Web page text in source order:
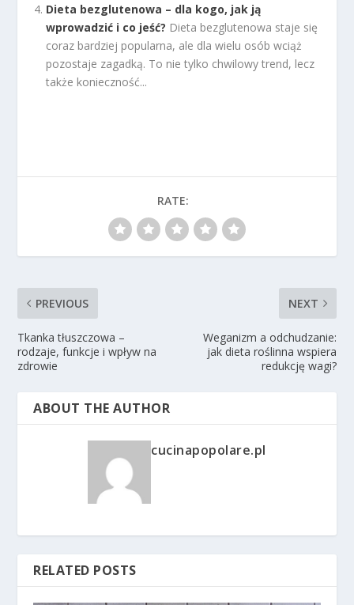
Dieta bezglutenowa – dla kogo, jak ją
wprowadzić i co jeść? Dieta bezglutenowa staje się
coraz bardziej popularna, ale dla wielu osób wciąż
pozostaje zagadką. To nie tylko chwilowy trend, lecz
także konieczność...
RATE:
PREVIOUS
Tkanka tłuszczowa –
rodzaje, funkcje i wpływ na
zdrowie
NEXT
Weganizm a odchudzanie:
jak dieta roślinna wspiera
redukcję wagi?
ABOUT THE AUTHOR
cucinapopolare.pl
RELATED POSTS